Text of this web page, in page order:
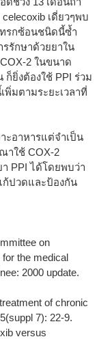
เดี่ยวๆพบ
ทรกซ้อนชนิดนี้ซ้ำ
รรักษาด้วยยาใน
2 ในขนาด
ก็ยิ่งต้องใช้ PPI ร่วม
พิ่มตามระยะเวลาที่
ะอาหารแต่จำเป็น
าใช้ COX-2
า PPI ได้โดยพบว่า
ก้ปวดและป้องกัน
on
the medical
2000 update.
of chronic
7): 22-9.
versus